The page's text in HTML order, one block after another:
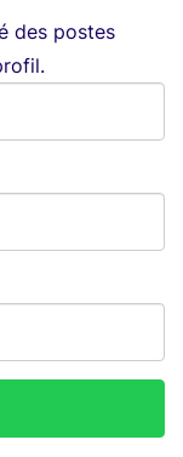
des postes